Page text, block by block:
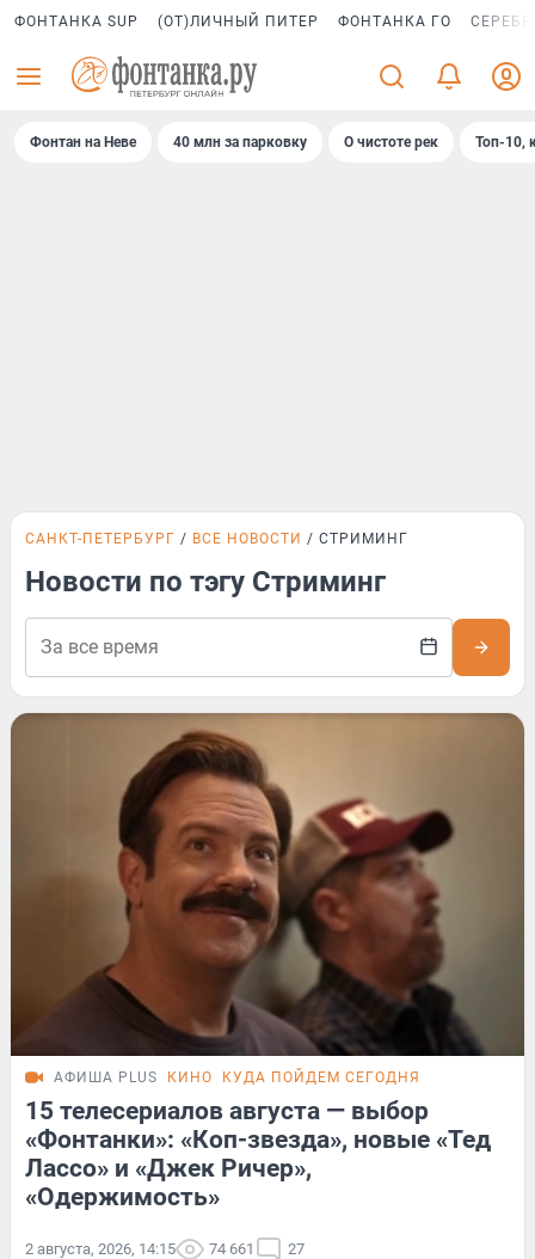
ФОНТАНКА SUP (ОТ)ЛИЧНЫЙ ПИТЕР ФОНТАНКА ГО
Фонтан на Неве 40 млн за парковку О чистоте рек Топ-10,
САНКТ-ПЕТЕРБУРГ ВСЕ НОВОСТИ СТРИМИНГ
Новости по тэгу Стриминг
АФИША PLUS КИНО КУДА ПОЙДЕМ СЕГОДНЯ
15 телесериалов августа — выбор
«Фонтанки»: «Коп-звезда», новые «Тед
Лассо» и «Джек Ричер»,
«Одержимость»
2 августа, 2026, 14:15 74 661 27